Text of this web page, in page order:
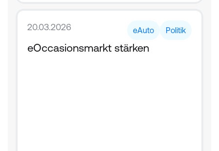
20.03.2026 eAuto Politik
eOccasionsmarkt stärken